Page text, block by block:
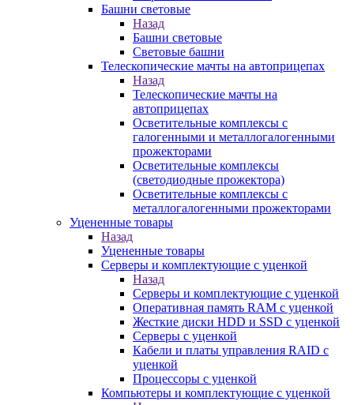
Башни световые
Назад
Башни световые
Световые башни
Телескопические мачты на автоприцепах
Назад
Телескопические мачты на
автоприцепах
Осветительные комплексы с
галогенными и металлогалогенными
прожекторами
Осветительные комплексы
(светодиодные прожектора)
Осветительные комплексы с
металлогалогенными прожекторами
Уцененные товары
Назад
Уцененные товары
Серверы и комплектующие с уценкой
Назад
Серверы и комплектующие с уценкой
Оперативная память RAM с уценкой
Жесткие диски HDD и SSD с уценкой
Серверы с уценкой
Кабели и платы управления RAID с
уценкой
Процессоры с уценкой
Компьютеры и комплектующие с уценкой